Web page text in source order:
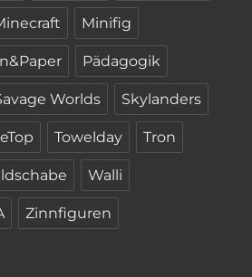
Minifig
Pädagogik
Worlds Skylanders
Towelday Tron
Walli
Zinnfiguren